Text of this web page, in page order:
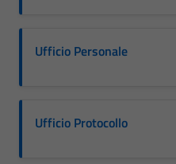
Ufficio Personale
Ufficio Protocollo